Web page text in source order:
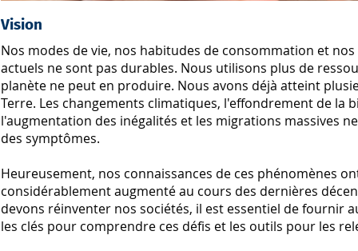
Vision
Nos modes de vie, nos habitudes de consommation et
actuels ne sont pas durables. Nous utilisons plus de
planète ne peut en produire. Nous avons déjà atteint
Terre. Les changements climatiques, l'effondrement de la
l'augmentation des inégalités et les migrations massives
des symptômes.
Heureusement, nos connaissances de ces phénomènes
considérablement augmenté au cours des dernières
devons réinventer nos sociétés, il est essentiel de fournir
les clés pour comprendre ces défis et les outils pour les